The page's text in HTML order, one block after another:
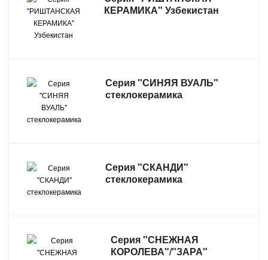
КЕРАМИКА" Узбекистан
Серия "СИНЯЯ ВУАЛЬ"
стеклокерамика
Серия "СКАНДИ"
стеклокерамика
Серия "СНЕЖНАЯ
КОРОЛЕВА"/"ЗАРА"